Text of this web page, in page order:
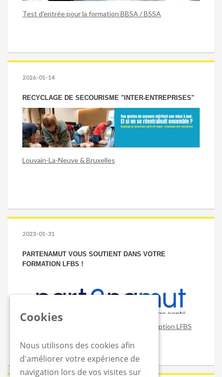
Test d'entrée pour la formation BBSA / BSSA
2026-01-14
RECYCLAGE DE SECOURISME "INTER-ENTREPRISES"
Louvain-La-Neuve & Bruxelles
2023-01-31
PARTENAMUT VOUS SOUTIENT DANS VOTRE
FORMATION LFBS !
Obtenez un remboursement sur votre inscription LFBS
Cookies
Nous utilisons des cookies afin
d'améliorer votre expérience de
navigation lors de vos visites sur